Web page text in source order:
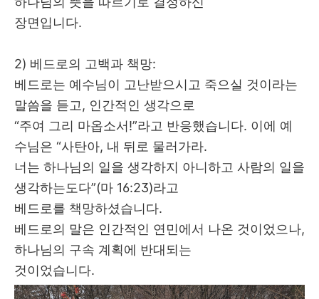
장면입니다.
2) 베드로의 고백과 책망:
베드로는 예수님이 고난받으시고 죽으실 것이라는
말씀을 듣고 , 인간적인 생각으로
“주여 그리 마옵소서!”라고 반응했습니다. 이에 예
수님은 “사탄아, 내 뒤로 물러가라.
너는 하나님의 일을 생각하지 아니하고 사람의 일을
생각하는도다”(마 16:23)라고
베드로를 책망하셨습니다.
베드로의 말은 인간적인 연민에서 나온 것이었으나,
하나님의 구속 계획에 반대되는
것이었습니다.